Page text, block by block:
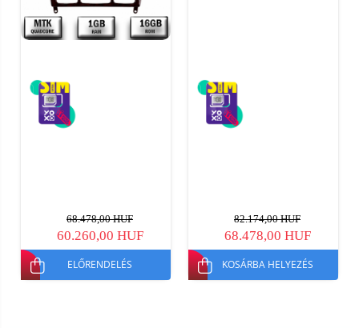
68.478,00 HUF
60.260,00 HUF
ELŐRENDELÉS
82.174,00 HUF
68.478,00 HUF
KOSÁRBA HELYEZÉS